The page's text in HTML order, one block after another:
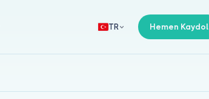
TR Hemen Kaydol